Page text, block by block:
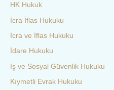
HK Hukuk
İcra İflas Hukuku
İcra ve İflas Hukuku
İdare Hukuku
İş ve Sosyal Güvenlik Hukuku
Kıymetli Evrak Hukuku